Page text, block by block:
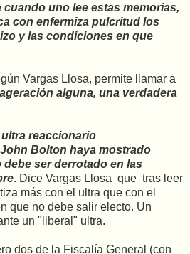
uno lee estas memorias,
con enfermiza pulcritud los
y las condiciones en que
Vargas Llosa, permite llamar a
alguna, una verdadera
reaccionario
Bolton haya mostrado
ser derrotado en las
. Dice Vargas Llosa que tras leer
más con el ultra que con el
que no debe salir electo. Un
un "liberal" ultra.
dos de la Fiscalía General (con